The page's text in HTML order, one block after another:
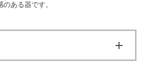
ある器です。